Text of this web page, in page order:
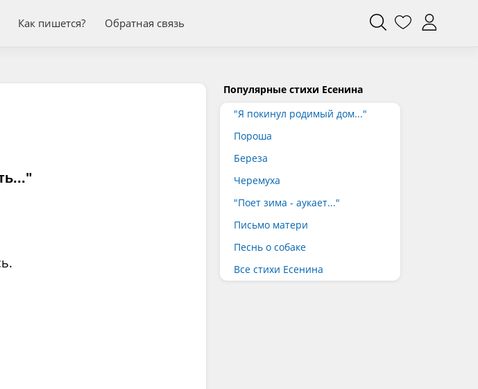
Как пишется? Обратная связь
Популярные стихи Есенина
"Я покинул родимый дом..."
Пороша
Береза
Черемуха
"Поет зима - аукает..."
Письмо матери
Песнь о собаке
Все стихи Есенина